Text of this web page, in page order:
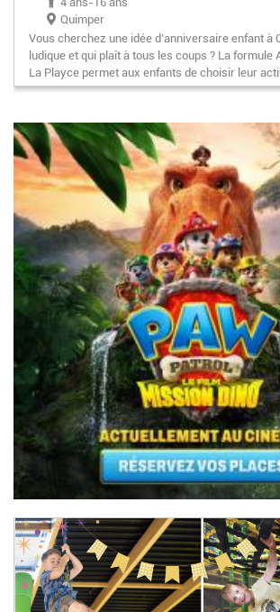
Quimper
Vous cherchez une idée d’anniversaire enfant à
ludique et qui plaît à tous les coups ? La formule
La Playce permet aux enfants de choisir leur